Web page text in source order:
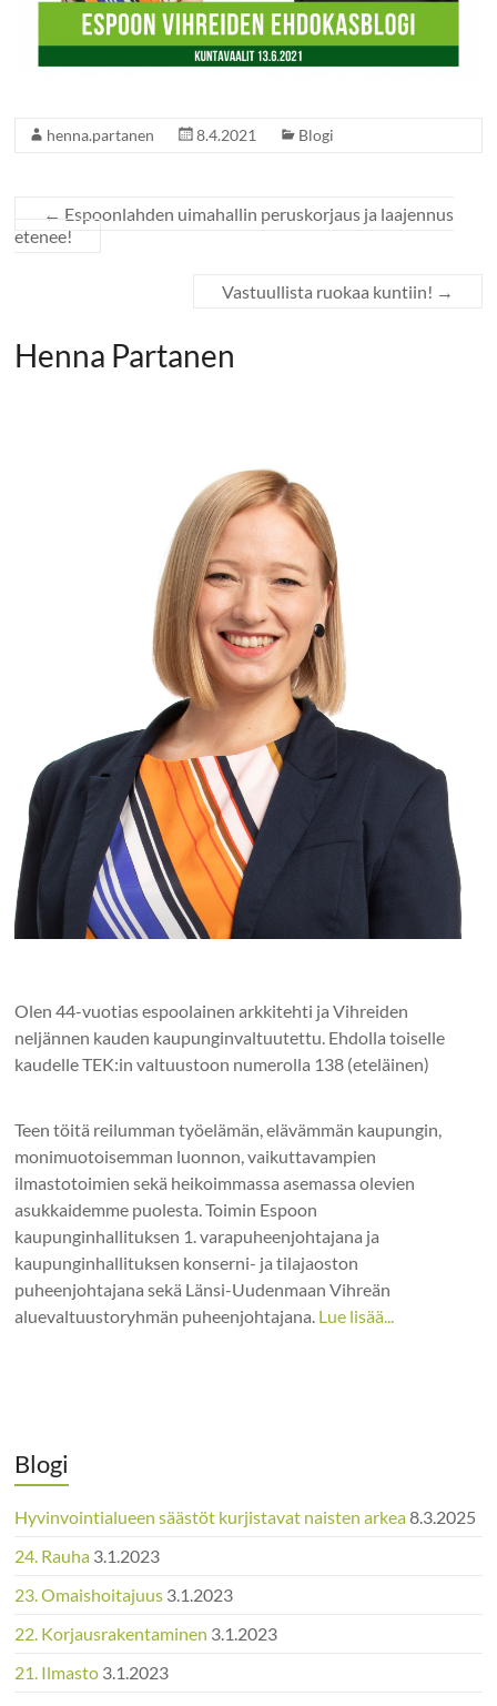
henna.partanen 8.4.2021 Blogi
← Espoonlahden uimahallin peruskorjaus ja laajennus
etenee!
Vastuullista ruokaa kuntiin! →
Henna Partanen
Olen 44-vuotias espoolainen arkkitehti ja Vihreiden
neljännen kauden kaupunginvaltuutettu. Ehdolla toiselle
kaudelle TEK:in valtuustoon numerolla 138 (eteläinen)
Teen töitä reilumman työelämän, elävämmän kaupungin,
monimuotoisemman luonnon, vaikuttavampien
ilmastotoimien sekä heikoimmassa asemassa olevien
asukkaidemme puolesta. Toimin Espoon
kaupunginhallituksen 1. varapuheenjohtajana ja
kaupunginhallituksen konserni- ja tilajaoston
puheenjohtajana sekä Länsi-Uudenmaan Vihreän
aluevaltuustoryhmän puheenjohtajana. Lue lisää...
Blogi
Hyvinvointialueen säästöt kurjistavat naisten arkea8.3.2025
24. Rauha 3.1.2023
23. Omaishoitajuus 3.1.2023
22. Korjausrakentaminen 3.1.2023
21. Ilmasto 3.1.2023